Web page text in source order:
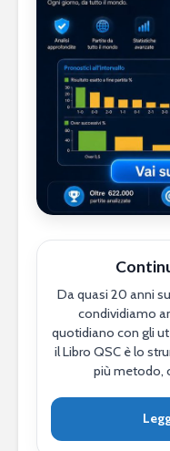
Da quasi 20 anni
condividiamo
quotidiano con gli
il Libro QSC è lo
più metodo,